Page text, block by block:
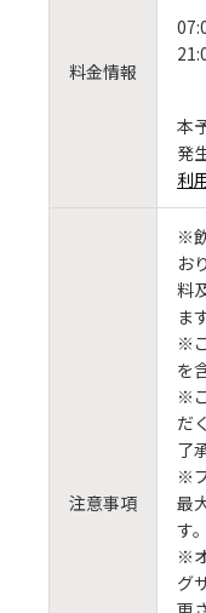
料金情報
本
発
利
注意事項
※
お
料
ま
※
を
※
だ
了
※
最
す。
※
グ